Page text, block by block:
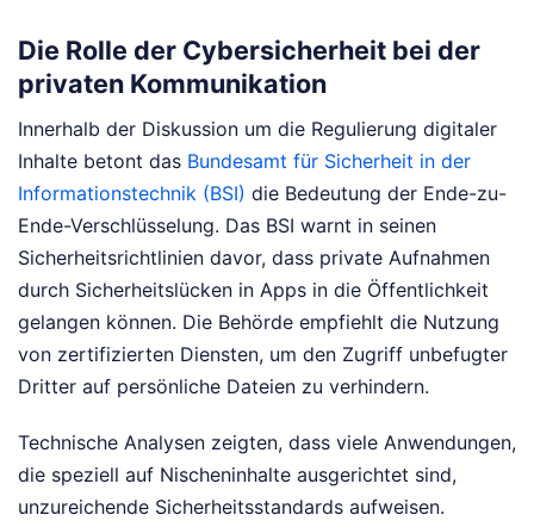
Die Rolle der Cybersicherheit bei der
privaten Kommunikation
Innerhalb der Diskussion um die Regulierung digitaler
Inhalte betont das Bundesamt für Sicherheit in der
Informationstechnik (BSI) die Bedeutung der Ende-zu-
Ende-Verschlüsselung. Das BSI warnt in seinen
Sicherheitsrichtlinien davor, dass private Aufnahmen
durch Sicherheitslücken in Apps in die Öffentlichkeit
gelangen können. Die Behörde empfiehlt die Nutzung
von zertifizierten Diensten, um den Zugriff unbefugter
Dritter auf persönliche Dateien zu verhindern.
Technische Analysen zeigten, dass viele Anwendungen,
die speziell auf Nischeninhalte ausgerichtet sind,
unzureichende Sicherheitsstandards aufweisen.